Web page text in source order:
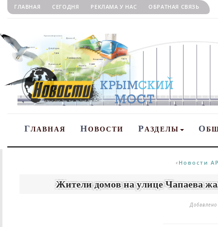
ГЛАВНАЯ СЕГОДНЯ РЕКЛАМА У НАС ОБРАТНАЯ СВЯЗЬ
ГЛАВНАЯ НОВОСТИ РАЗДЕЛЫ О
« Новости
Жители домов на улице Чапаева